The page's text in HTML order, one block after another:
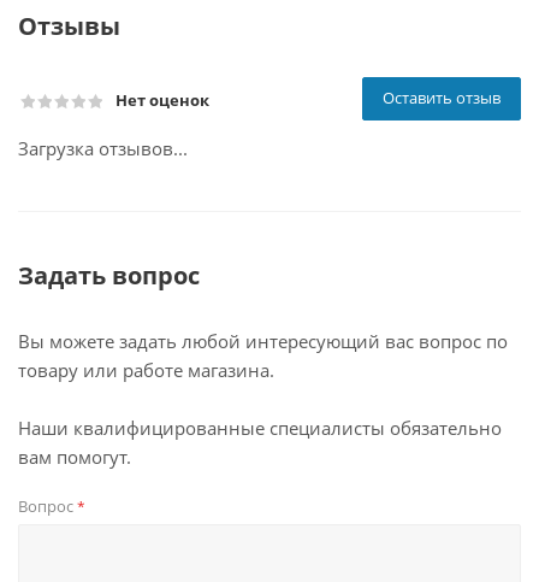
Отзывы
Нет оценок Оставить отзыв
Загрузка отзывов...
Задать вопрос
Вы можете задать любой интересующий вас вопрос по
товару или работе магазина.
Наши квалифицированные специалисты обязательно
вам помогут.
Вопрос*